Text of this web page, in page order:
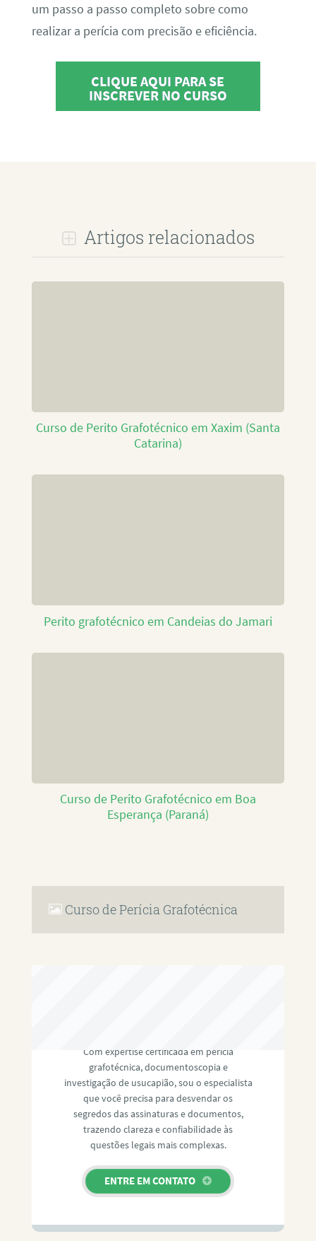
um passo a passo completo sobre como
realizar a perícia com precisão e eficiência.
CLIQUE AQUI PARA SE
INSCREVER NO CURSO
Artigos relacionados
Curso de Perito Grafotécnico em Xaxim (Santa
Catarina)
Perito grafotécnico em Candeias do Jamari
Curso de Perito Grafotécnico em Boa
Esperança (Paraná)
Curso de Perícia Grafotécnica
Com expertise certificada em perícia
grafotécnica, documentoscopia e
investigação de usucapião, sou o especialista
que você precisa para desvendar os
segredos das assinaturas e documentos,
trazendo clareza e confiabilidade às
questões legais mais complexas.
ENTRE EM CONTATO